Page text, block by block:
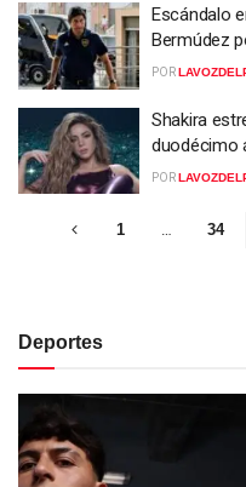
Escándalo
Bermúdez
POR
Shakira
duodécimo
POR
1 … 34
Deportes